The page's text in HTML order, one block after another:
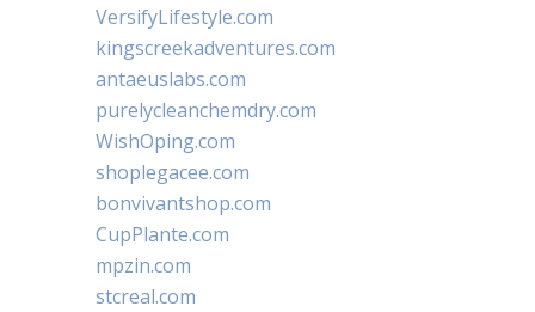
VersifyLifestyle.com
kingscreekadventures.com
antaeuslabs.com
purelycleanchemdry.com
WishOping.com
shoplegacee.com
bonvivantshop.com
CupPlante.com
mpzin.com
stcreal.com